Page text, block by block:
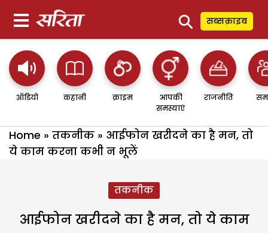
⚲ सब्सक्राइब
ऑडियो कहानी क्राइम
आपकी
समस्याएं
राजनीति
Home » तकनीक » आईफोन खरीदने का है मन, तो
ये काम करना कभी न भूलें
तकनीक
आईफोन खरीदने का है मन, तो ये काम